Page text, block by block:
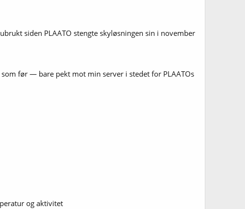
siden PLAATO stengte skyløsningen sin i november
før — bare pekt mot min server i stedet for PLAATOs
og aktivitet